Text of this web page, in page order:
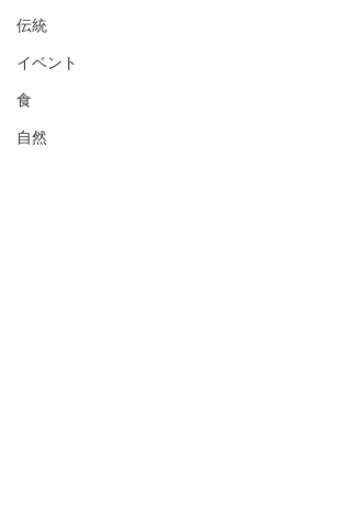
伝統
イベント
食
自然